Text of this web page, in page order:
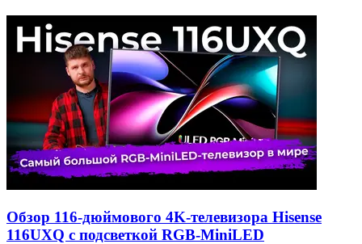
Обзор 116-дюймового 4K-телевизора Hisense
116UXQ с подсветкой RGB-MiniLED